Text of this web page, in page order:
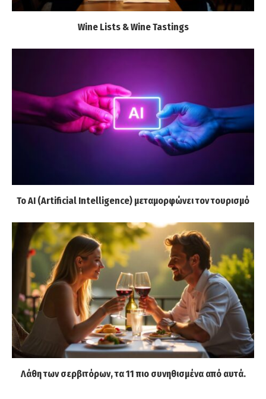
Wine Lists & Wine Tastings
Το AI (Artificial Intelligence) μεταμορφώνει τον τουρισμό
Λάθη των σερβιτόρων, τα 11 πιο συνηθισμένα από αυτά.